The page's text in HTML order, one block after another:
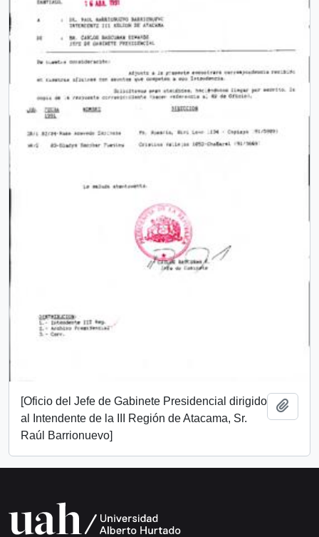
[Oficio del Jefe de Gabinete Presidencial dirigido
al Intendente de la III Región de Atacama, Sr.
Raúl Barrionuevo]